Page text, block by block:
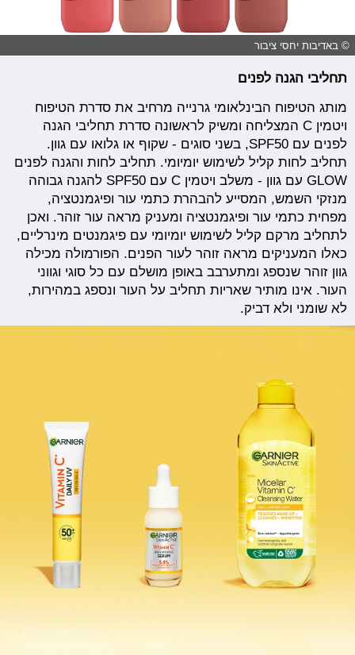
© באדיבות יחסי ציבור
תחליבי הגנה לפנים
מותג הטיפוח הבינלאומי גרנייה מרחיב את סדרת הטיפוח
ויטמין C המצליחה ומשיק לראשונה סדרת תחליבי הגנה
לפנים עם SPF50, בשני סוגים - שקוף או גלואו עם גוון.
תחליב לחות קליל לשימוש יומיומי. תחליב לחות והגנה לפנים
GLOW עם גוון - משלב ויטמין C עם SPF50 להגנה גבוהה
מנזקי השמש, המסייע להבהרת כתמי עור ופיגמנטציה,
מפחית כתמי עור ופיגמנטציה ומעניק מראה עור זוהר. ואכן
לתחליב מרקם קליל לשימוש יומיומי עם פיגמנטים מינרליים,
כאלו המעניקים מראה זוהר לעור הפנים. הפורמולה מכילה
גוון זוהר שנספג ומתערבב באופן מושלם עם כל סוגי וגווני
העור. אינו מותיר שאריות תחליב על העור ונספג במהירות,
לא שומני ולא דביק.